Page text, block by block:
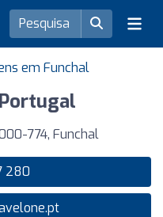
em Funchal
774, Funchal
280